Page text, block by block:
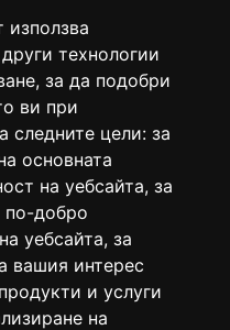
използва
технологии
за да подобри
ви при
следните цели: за
основната
на уебсайта, за
по-добро
уебсайта, за
вашия интерес
и услуги
на